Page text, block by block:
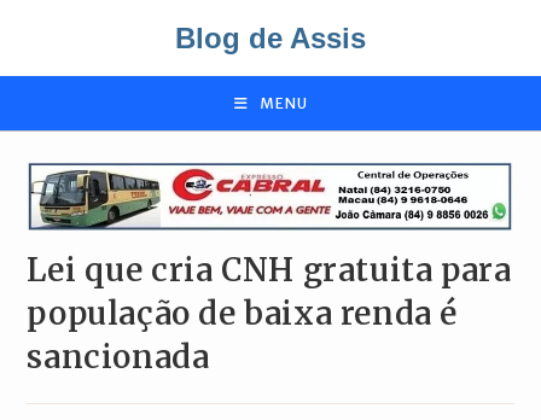
o
Blog de Assis
MENU
Lei que cria CNH gratuita para
população de baixa renda é
sancionada